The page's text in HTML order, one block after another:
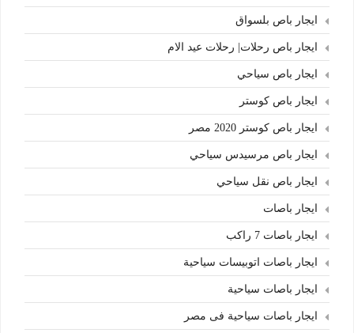
ايجار باص بلسواق
ايجار باص رحلات| رحلات عيد الام
ايجار باص سياحي
ايجار باص كوستر
ايجار باص كوستر 2020 مصر
ايجار باص مرسيدس سياحي
ايجار باص نقل سياحي
ايجار باصات
ايجار باصات 7 راكب
ايجار باصات اتوبيسات سياحية
ايجار باصات سياحية
ايجار باصات سياحية فى مصر